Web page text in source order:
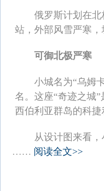
俄罗斯计划在北
站，外部风雪严寒
可御北极严寒
小城名为“乌姆卡
名。这座“奇迹之城
西伯利亚群岛的科
从设计图来看，小
…… 阅读全文>>